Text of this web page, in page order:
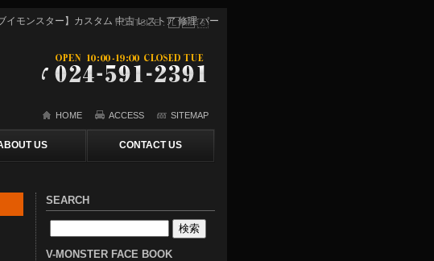
モンスター】カスタム 中古 レストア 修理 パー
FONTSIZE： L M S
HOME ACCESS SITEMAP
US CONTACT US
SEARCH
V-MONSTER FACE BOOK